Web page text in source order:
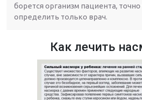
борется организм пациента,
определить только врач.
Как лечить